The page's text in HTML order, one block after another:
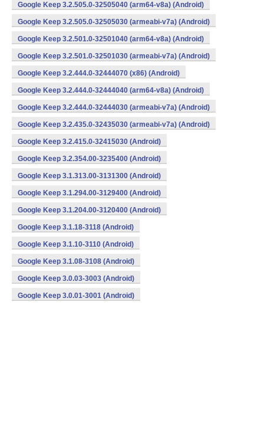
Google Keep 3.2.505.0-32505040 (arm64-v8a) (Android)
Google Keep 3.2.505.0-32505030 (armeabi-v7a) (Android)
Google Keep 3.2.501.0-32501040 (arm64-v8a) (Android)
Google Keep 3.2.501.0-32501030 (armeabi-v7a) (Android)
Google Keep 3.2.444.0-32444070 (x86) (Android)
Google Keep 3.2.444.0-32444040 (arm64-v8a) (Android)
Google Keep 3.2.444.0-32444030 (armeabi-v7a) (Android)
Google Keep 3.2.435.0-32435030 (armeabi-v7a) (Android)
Google Keep 3.2.415.0-32415030 (Android)
Google Keep 3.2.354.00-3235400 (Android)
Google Keep 3.1.313.00-3131300 (Android)
Google Keep 3.1.294.00-3129400 (Android)
Google Keep 3.1.204.00-3120400 (Android)
Google Keep 3.1.18-3118 (Android)
Google Keep 3.1.10-3110 (Android)
Google Keep 3.1.08-3108 (Android)
Google Keep 3.0.03-3003 (Android)
Google Keep 3.0.01-3001 (Android)